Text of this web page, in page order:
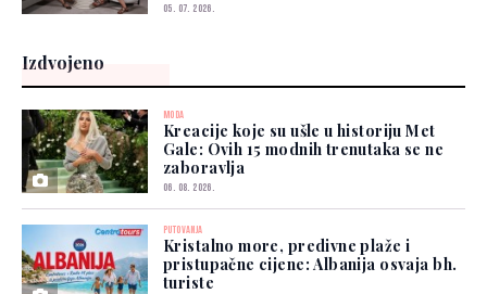
05. 07. 2026.
Izdvojeno
MODA
Kreacije koje su ušle u historiju Met
Gale: Ovih 15 modnih trenutaka se ne
zaboravlja
06. 08. 2026.
PUTOVANJA
Kristalno more, predivne plaže i
pristupačne cijene: Albanija osvaja bh.
turiste